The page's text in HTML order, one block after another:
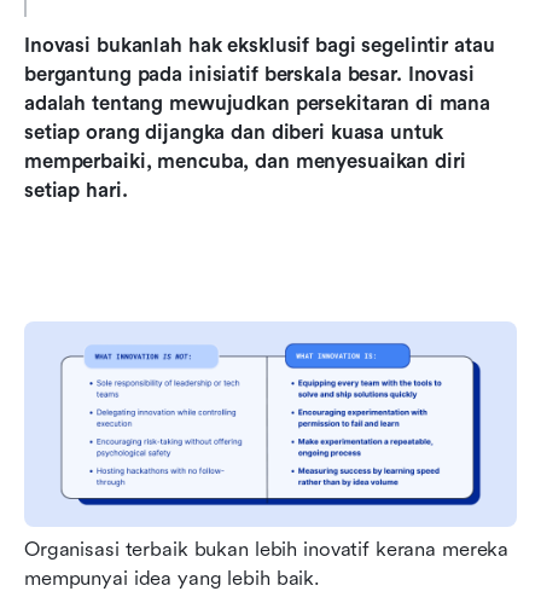
Inovasi bukanlah hak eksklusif bagi segelintir atau
bergantung pada inisiatif berskala besar. Inovasi
adalah tentang mewujudkan persekitaran di mana
setiap orang dijangka dan diberi kuasa untuk
memperbaiki, mencuba, dan menyesuaikan diri
setiap hari.
Organisasi terbaik bukan lebih inovatif kerana mereka
mempunyai idea yang lebih baik.